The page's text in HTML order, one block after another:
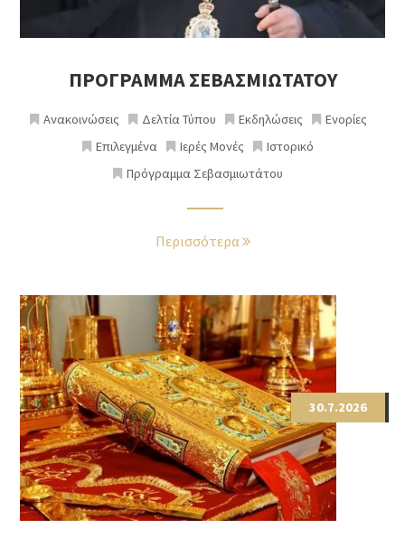
ΠΡΟΓΡΑΜΜΑ ΣΕΒΑΣΜΙΩΤΑΤΟΥ
Ανακοινώσεις Δελτία Τύπου Εκδηλώσεις
Ενορίες
Επιλεγμένα
Ιερές Μονές
Ιστορικό
Πρόγραμμα Σεβασμιωτάτου
Περισσότερα
30.7.2026